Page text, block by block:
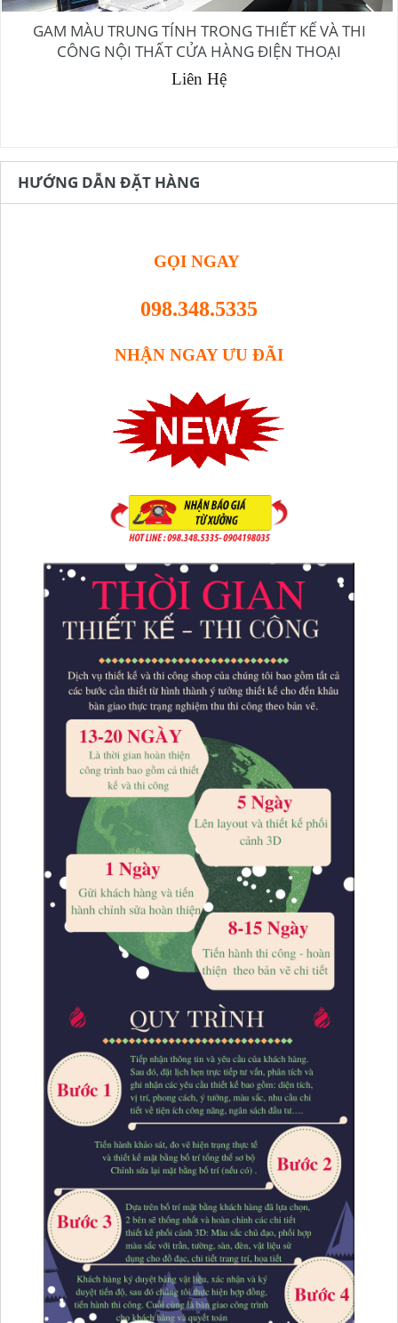
GAM MÀU TRUNG TÍNH TRONG THIẾT KẾ VÀ THI
CÔNG NỘI THẤT CỬA HÀNG ĐIỆN THOẠI
Liên Hệ
HƯỚNG DẪN ĐẶT HÀNG
GỌI NGAY
098.348.5335
NHẬN NGAY ƯU ĐÃI